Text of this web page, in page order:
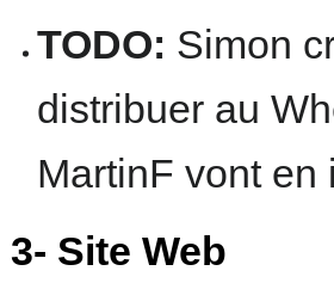
TODO: Simon
distribuer au
MartinF vont
3- Site Web